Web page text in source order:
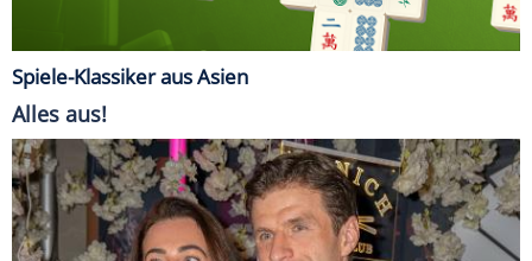
Spiele-Klassiker aus Asien
Alles aus!